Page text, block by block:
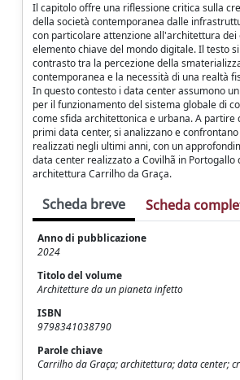
Il capitolo offre una riflessione critica sulla
della società contemporanea dalle
con particolare attenzione all'architettura dei
elemento chiave del mondo digitale. Il testo
contrasto tra la percezione della
contemporanea e la necessità di una realtà
In questo contesto i data center assumono
per il funzionamento del sistema globale di
come sfida architettonica e urbana. A partire
primi data center, si analizzano e
realizzati negli ultimi anni, con un
data center realizzato a Covilhã in Portogallo
architettura Carrilho da Graça.
Scheda breve Scheda
Anno di pubblicazione
2024
Titolo del volume
Architetture da un pianeta infetto
ISBN
9798341038790
Parole chiave
Carrilho da Graça; architettura; data center;